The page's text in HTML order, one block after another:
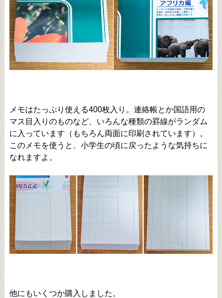
メモはたっぷり使える400枚入り。連絡帳とか国語用の
マス目入りのものなど、いろんな種類の罫線がランダム
に入っています（もちろん両面に印刷されています）。
このメモを使うと、小学生の頃に戻ったような気持ちに
なれますよ。
他にもいくつか購入しました。